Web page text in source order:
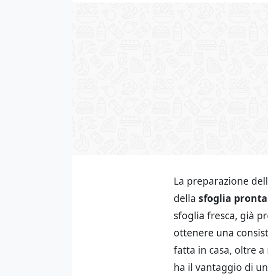
La preparazione
della sfoglia pronta
sfoglia fresca, già
ottenere una
fatta in casa, oltre
ha il vantaggio di